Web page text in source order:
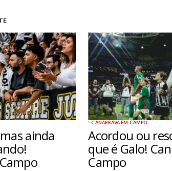
ainda
CANABRAVA EM CAMPO
Acordou ou
que é Galo!
Campo